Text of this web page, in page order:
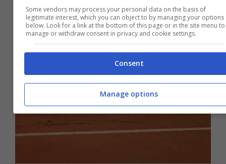
Some vendors may process your personal data on the basis of
legitimate interest, which you can object to by managing your options
below. Look for a link at the bottom of this page or in the site menu to
manage or withdraw consent in privacy and cookie settings.
Consent
Manage options